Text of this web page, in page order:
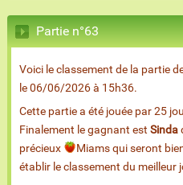
Partie n°63
Voici le classement de la partie
le 06/06/2026 à 15h36.
Cette partie a été jouée par 25
Finalement le gagnant est Sinda
précieux
Miams qui seront
établir le classement du meilleur